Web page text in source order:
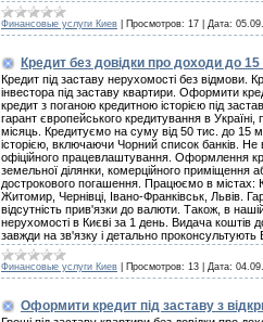
Финансовые услуги Киев Просмотров: 17 Дата:
Кредит без довідки про доходи до
Кредит під заставу нерухомості без відмови.
інвестора під заставу квартири. Оформити
кредит з поганою кредитною історією під
гарант європейського кредитування в
місяць. Кредитуємо на суму від 50 тис. до
історією, включаючи Чорний список банків.
офіційного працевлаштування. Оформлення
земельної ділянки, комерційного приміщення
дострокового погашення. Працюємо в містах:
Житомир, Чернівці, Івано-Франківськ, Львів.
відсутність прив'язки до валюти. Також, в
нерухомості в Києві за 1 день. Видача коштів
завжди на зв'язку і детально
Финансовые услуги Киев Просмотров: 13 Дата:
Оформити кредит під заставу з